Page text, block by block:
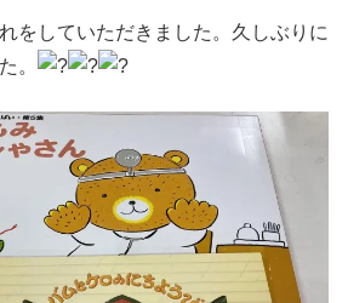
をしていただきました。久しぶりに
。